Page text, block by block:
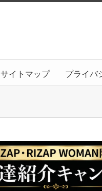
サイトマップ プライバ